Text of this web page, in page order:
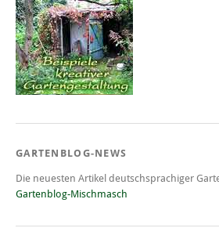
GARTENBLOG-NEWS
Die neuesten Artikel deutschsprachiger
Gartenblog-Mischmasch